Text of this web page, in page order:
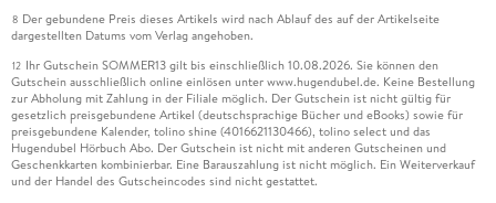
8 Der gebundene Preis dieses Artikels wird nach Ablauf des auf der Artikelseite
dargestellten Datums vom Verlag angehoben.
12 Ihr Gutschein SOMMER13 gilt bis einschließlich 10.08.2026. Sie können den
Gutschein ausschließlich online einlösen unter www.hugendubel.de. Keine Bestellung
zur Abholung mit Zahlung in der Filiale möglich. Der Gutschein ist nicht gültig für
gesetzlich preisgebundene Artikel (deutschsprachige Bücher und eBooks) sowie für
preisgebundene Kalender, tolino shine (4016621130466), tolino select und das
Hugendubel Hörbuch Abo. Der Gutschein ist nicht mit anderen Gutscheinen und
Geschenkkarten kombinierbar. Eine Barauszahlung ist nicht möglich. Ein Weiterverkauf
und der Handel des Gutscheincodes sind nicht gestattet.